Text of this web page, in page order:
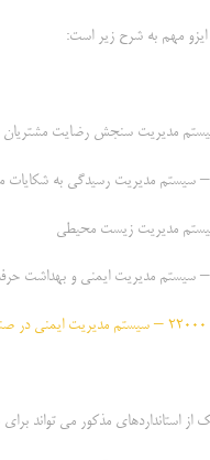
ایزو مهم به شرح زیر است:
استانداردهای مذکور می تواند برای